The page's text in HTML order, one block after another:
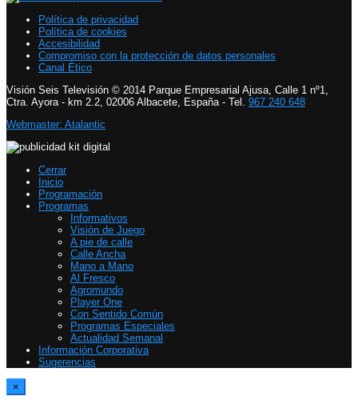
Política de privacidad
Política de cookies
Accesibilidad
Compromiso con la protección de datos personales
Canal Ético
Visión Seis Televisión © 2014 Parque Empresarial Ajusa, Calle 1 nº1,
Ctra. Ayora - km 2.2, 02006 Albacete, España - Tel. 967 240 648
Webmaster: Atalantic
Cerrar
Inicio
Programación
Programas
Informativos
Visión de Juego
A pie de calle
Calle Ancha
Mano a Mano
Al Fresco
Agromundo
Player One
Con Sentido Común
Programas Especiales
Actualidad Semanal
Información Corporativa
Sugerencias
×